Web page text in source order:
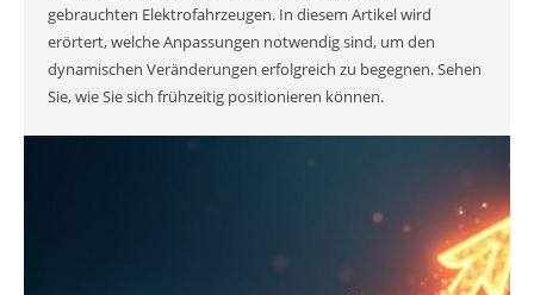
gebrauchten Elektrofahrzeugen. In diesem Artikel wird
erörtert, welche Anpassungen notwendig sind, um den
dynamischen Veränderungen erfolgreich zu begegnen. Sehen
Sie, wie Sie sich frühzeitig positionieren können.